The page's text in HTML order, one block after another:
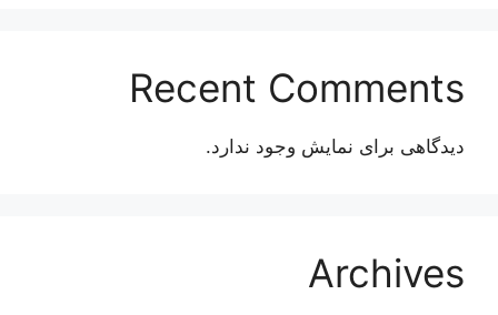
Recent Comments
دیدگاهی برای نمایش وجود ندارد.
Archives